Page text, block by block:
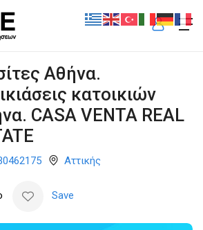
Αθήνα.
κατοικιών
CASA VENTA REAL
Αττικής
Save